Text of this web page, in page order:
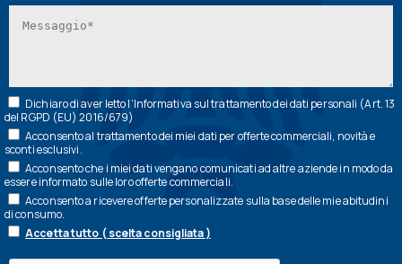
Dichiaro di aver letto l’Informativa sul trattamento dei dati personali (Art. 13
del RGPD (EU) 2016/679)
Acconsento al trattamento dei miei dati per offerte commerciali, novità e
sconti esclusivi.
Acconsento che i miei dati vengano comunicati ad altre aziende in modo da
essere informato sulle loro offerte commerciali.
Acconsento a ricevere offerte personalizzate sulla base delle mie abitudini
di consumo.
Accetta tutto ( scelta consigliata )